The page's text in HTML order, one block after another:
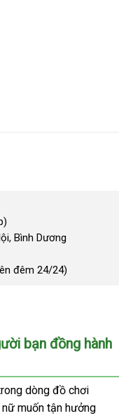
Bình Dương
đêm 24/24)
bạn đồng hành
dòng đồ chơi
muốn tận hưởng